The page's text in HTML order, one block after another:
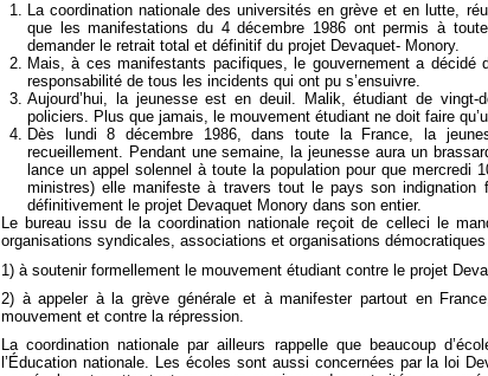
La coordination nationale des universités en grève et en lutte,
que les manifestations du 4 décembre 1986 ont permis à
demander le retrait total et définitif du projet Devaquet- Monory.
Mais, à ces manifestants pacifiques, le gouvernement a décidé
responsabilité de tous les incidents qui ont pu s’ensuivre.
Aujourd’hui, la jeunesse est en deuil. Malik, étudiant de
policiers. Plus que jamais, le mouvement étudiant ne doit faire
Dès lundi 8 décembre 1986, dans toute la France, la
recueillement. Pendant une semaine, la jeunesse aura un
lance un appel solennel à toute la population pour que mercredi
ministres) elle manifeste à travers tout le pays son
définitivement le projet Devaquet­ Monory dans son entier.
Le bureau issu de la coordination nationale reçoit de celle­ci le
organisations syndicales, associations et organisations
1) à soutenir formellement le mouvement étudiant contre le projet
2) à appeler à la grève générale et à manifester partout en
mouvement et contre la répression.
La coordination nationale par ailleurs rappelle que beaucoup
l’Éducation nationale. Les écoles sont aussi concernées par la loi